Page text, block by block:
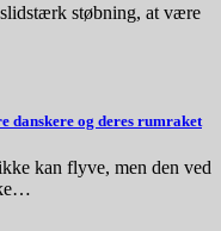
støbning, at være
danskere og deres rumraket
kan flyve, men den ved